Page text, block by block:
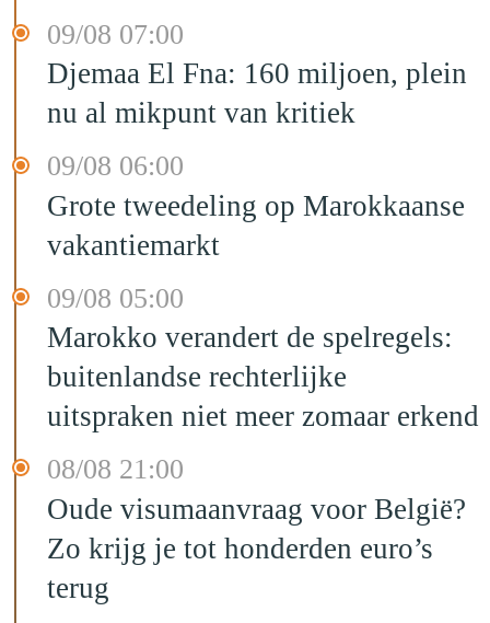
09/08 07:00
Djemaa El Fna: 160 miljoen, plein
nu al mikpunt van kritiek
09/08 06:00
Grote tweedeling op Marokkaanse
vakantiemarkt
09/08 05:00
Marokko verandert de spelregels:
buitenlandse rechterlijke
uitspraken niet meer zomaar erkend
08/08 21:00
Oude visumaanvraag voor België?
Zo krijg je tot honderden euro’s
terug